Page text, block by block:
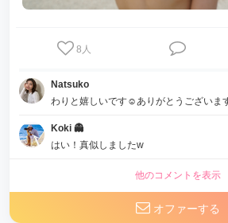
8 人
Natsuko
わりと嬉しいです☺️ありがとうございま
Koki 👻
はい！真似しましたw
他のコメントを表示
オファーする